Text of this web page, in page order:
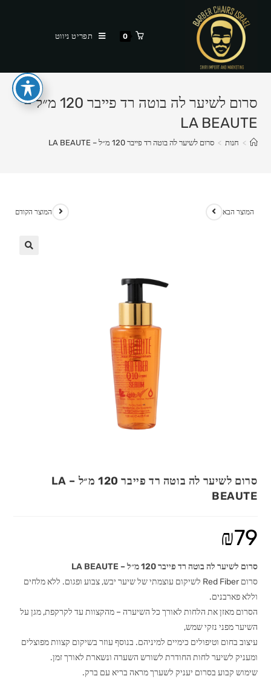
content
0 תפריט ניווט
סרום לשיער לה בוטה רד פייבר 120 מ״ל –
LA BEAUTE
> חנות > סרום לשיער לה בוטה רד פייבר 120 מ״ל – LA BEAUTE
המוצר הקודם המוצר הבא
סרום לשיער לה בוטה רד פייבר 120 מ״ל – LA
BEAUTE
₪79
סרום לשיער לה בוטה רד פייבר 120 מ״ל – LA BEAUTE
סרום Red Fiber לשיקום עוצמתי של שיער יבש, צבוע ופגום.
ללא מלחים
וללא פארבנים.
הסרום מאזן את הלחות לאורך כל השיערה – מהקצוות עד לקרקפת, מגן על
השיער מפני נזקי שמש,
עיצוב בחום וטיפולים כימיים למיניהם. בנוסף עוזר בשיקום קצוות מפוצלים
ומעניק לשיער לחות החודרת לשורש השערה ונשארת לאורך זמן.
שימוש קבוע בסרום יעניק לשערך מראה בריא עם ברק.